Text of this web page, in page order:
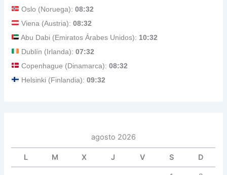
Oslo (Noruega):08:32
Viena (Austria):08:32
Abu Dabi (Emiratos Árabes Unidos): 10:32
Dublín (Irlanda):07:32
Copenhague (Dinamarca):08:32
Helsinki (Finlandia):09:32
agosto 2026
L M X J V S D